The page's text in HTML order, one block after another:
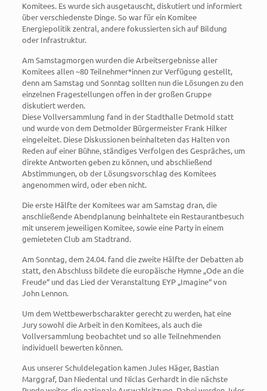
Komitees. Es wurde sich ausgetauscht, diskutiert und informiert
über verschiedenste Dinge. So war für ein Komitee
Energiepolitik zentral, andere fokussierten sich auf Bildung
oder Infrastruktur.
Am Samstagmorgen wurden die Arbeitsergebnisse aller
Komitees allen ~80 Teilnehmer*innen zur Verfügung gestellt,
denn am Samstag und Sonntag sollten nun die Lösungen zu den
einzelnen Fragestellungen offen in der großen Gruppe
diskutiert werden.
Diese Vollversammlung fand in der Stadthalle Detmold statt
und wurde von dem Detmolder Bürgermeister Frank Hilker
eingeleitet. Diese Diskussionen beinhalteten das Halten von
Reden auf einer Bühne, ständiges Verfolgen des Gespräches, um
direkte Antworten geben zu können, und abschließend
Abstimmungen, ob der Lösungsvorschlag des Komitees
angenommen wird, oder eben nicht.
Die erste Hälfte der Komitees war am Samstag dran, die
anschließende Abendplanung beinhaltete ein Restaurantbesuch
mit unserem jeweiligen Komitee, sowie eine Party in einem
gemieteten Club am Stadtrand.
Am Sonntag, dem 24.04. fand die zweite Hälfte der Debatten ab
statt, den Abschluss bildete die europäische Hymne „Ode an die
Freude“ und das Lied der Veranstaltung EYP „Imagine“ von
John Lennon.
Um dem Wettbewerbscharakter gerecht zu werden, hat eine
Jury sowohl die Arbeit in den Komitees, als auch die
Vollversammlung beobachtet und so alle Teilnehmenden
individuell bewerten können.
Aus unserer Schuldelegation kamen Jules Häger, Bastian
Marggraf, Dan Niedental und Niclas Gerhardt in die nächste